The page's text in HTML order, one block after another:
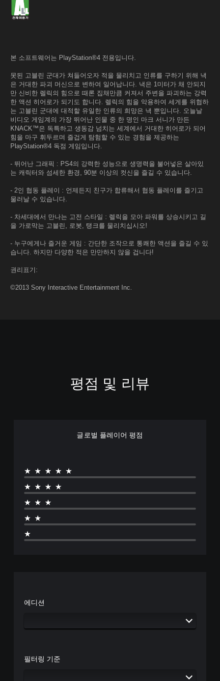
본 소프트웨어는 PlayStation®4 전용입니다.
못된 고블린 군대가 쳐들어오자 적을 물리치고 인류를 구하기 위해 낵
은 거대한 파괴 머신으로 변하여 일어납니다. 낵은 1미터가 채 안되지
만 신비한 렐릭의 힘으로 때론 집채만큼 커져서 주변을 파괴하는 강력
한 액션 히어로가 되기도 합니다. 렐릭의 힘을 악용하여 세게를 위협하
는 고블린 군대에 대적할 유일한 인류의 희망은 낵 뿐입니다. 오늘날
비디오 게임계의 가장 뛰어난 인물 중 한 명인 마크 서니가 만든
KNACK™은 독특하고 생동감 넘치는 세계에서 거대한 히어로가 되어
힘을 마구 휘두르며 즐겁게 탐험할 수 있는 경험을 제공하는
PlayStation®4 독점 게임입니다.
- 뛰어난 그래픽 : PS4의 강력한 성능으로 생명력을 불어넣은 살아있
는 캐릭터와 섬세한 환경, 90분 이상의 컷신을 즐길 수 있습니다.
- 2인 협동 플레이 : 언제든지 친구가 합류해서 협동 플레이를 즐기고
물러날 수 있습니다.
- 차세대에서 만나는 고전 스타일 : 렐릭을 모아 파워를 상승시키고 길
을 가로막는 고블린, 로봇, 탱크를 물리치십시오!
- 누구에게나 즐거운 게임 : 간단한 조작으로 통쾌한 액션을 즐길 수 있
습니다. 하지만 다양한 적은 만만하지 않을 겁니다!
권리표기:
©2013 Sony Interactive Entertainment Inc.
평점 및 리뷰
글로벌 플레이어 평점
★★★★★
★★★★
★★★
★★
★
에디션
필터링 기준